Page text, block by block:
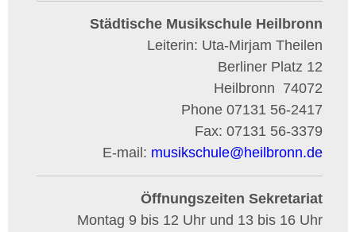
Städtische Musikschule Heilbronn
Leiterin: Uta-Mirjam Theilen
Berliner Platz 12
74072
Heilbronn
Phone 07131 56-2417
Fax: 07131 56-3379
E-mail: musikschule@heilbronn.de
Öffnungszeiten Sekretariat
Montag 9 bis 12 Uhr und 13 bis 16 Uhr